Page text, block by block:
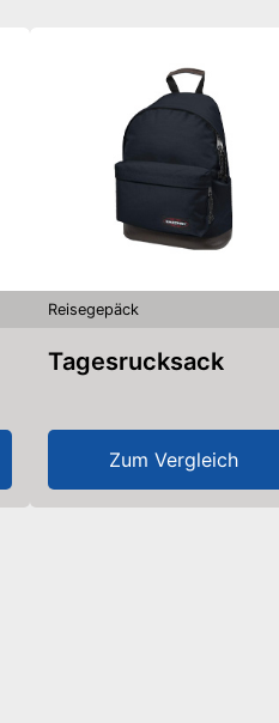
Reisegepäck
Tagesrucksack
Zum Vergleich